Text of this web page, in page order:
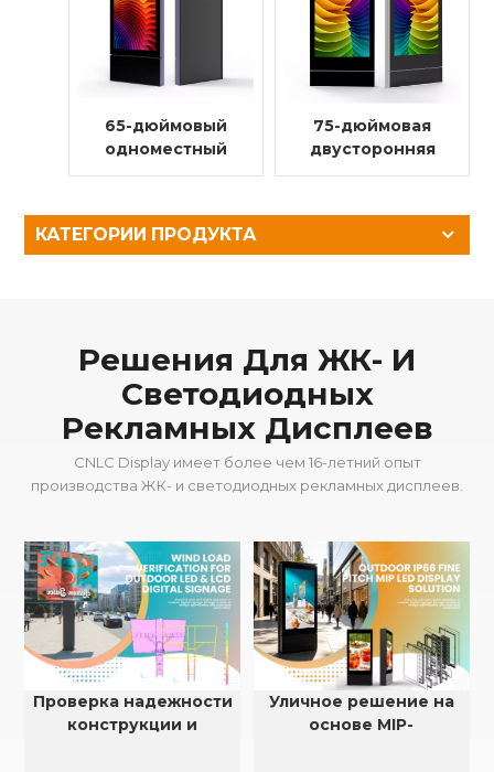
65-дюймовый
одноместный
внутренний
рекламный
дисплей (с
75-дюймовая
двусторонняя
цифровая
дисплеем для
КАТЕГОРИИ ПРОДУКТА
Решения Для ЖК- И
Светодиодных
Рекламных Дисплеев
CNLC Display имеет более чем 16-летний опыт
производства ЖК- и светодиодных рекламных дисплеев.
Проверка надежности
конструкции и
Уличное решение на
основе MIP-